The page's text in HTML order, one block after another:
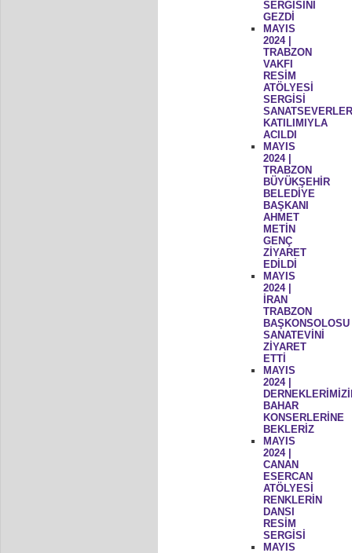
SERGİSİNİ
GEZDİ
MAYIS
2024 |
TRABZON
VAKFI
RESİM
ATÖLYESİ
SERGİSİ
KATILIMIYLA
ACILDI
MAYIS
2024 |
TRABZON
BÜYÜKŞEHİR
BELEDİYE
BAŞKANI
AHMET
METİN
GENÇ
ZİYARET
EDİLDİ
MAYIS
2024 |
İRAN
TRABZON
BAŞKONSOLOSU
SANATEVİNİ
ZİYARET
ETTİ
MAYIS
2024 |
BAHAR
KONSERLERİNE
BEKLERİZ
MAYIS
2024 |
CANAN
ESERCAN
ATÖLYESİ
RENKLERİN
DANSI
RESİM
SERGİSİ
MAYIS